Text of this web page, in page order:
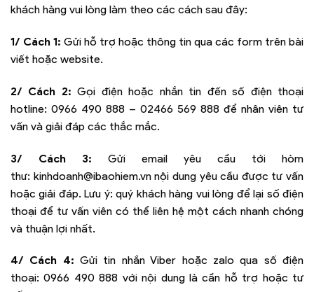
khách hàng vui lòng làm theo các cách sau đây:
1/ Cách 1: Gửi hỗ trợ hoặc thông tin qua các form trên bài
viết hoặc website.
2/ Cách 2: Gọi điện hoặc nhắn tin đến số điện thoại
hotline: 0966 490 888 – 02466 569 888 để nhân viên tư
vấn và giải đáp các thắc mắc.
3/ Cách 3: Gửi email yêu cầu tới hòm
thư: kinhdoanh@ibaohiem.vnnội dung yêu cầu được tư vấn
hoặc giải đáp. Lưu ý: quý khách hàng vui lòng để lại số điện
thoại để tư vấn viên có thể liên hệ một cách nhanh chóng
và thuận lợi nhất.
4/ Cách 4: Gửi tin nhắn Viber hoặc zalo qua số điện
thoại:0966 490 888 với nội dung là cần hỗ trợ hoặc tư